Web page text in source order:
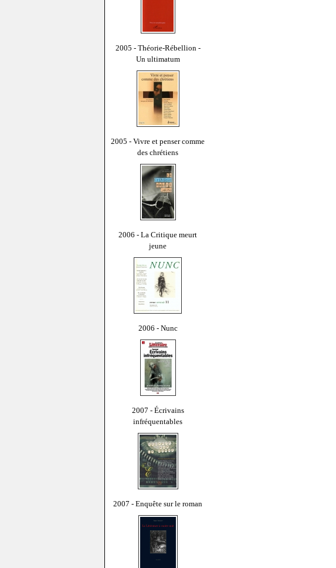
2005 - Théorie-Rébellion -
Un ultimatum
2005 - Vivre et penser comme
des chrétiens
2006 - La Critique meurt
jeune
2006 - Nunc
2007 - Écrivains
infréquentables
2007 - Enquête sur le roman